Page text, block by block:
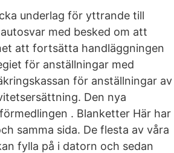
underlag för yttrande till
med besked om att
att fortsätta handläggningen
för anställningar med
för anställningar av
Den nya
. Blanketter Här har
samma sida. De flesta av våra
fylla på i datorn och sedan